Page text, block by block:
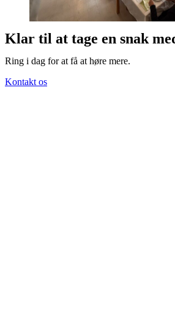
Klar til at tage en snak
Ring i dag for at få at høre mere.
Kontakt os